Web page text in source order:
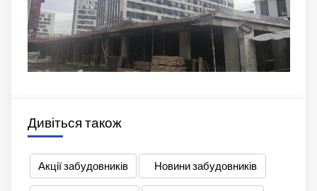
Дивіться також
Акції забудовників Новини забудовників